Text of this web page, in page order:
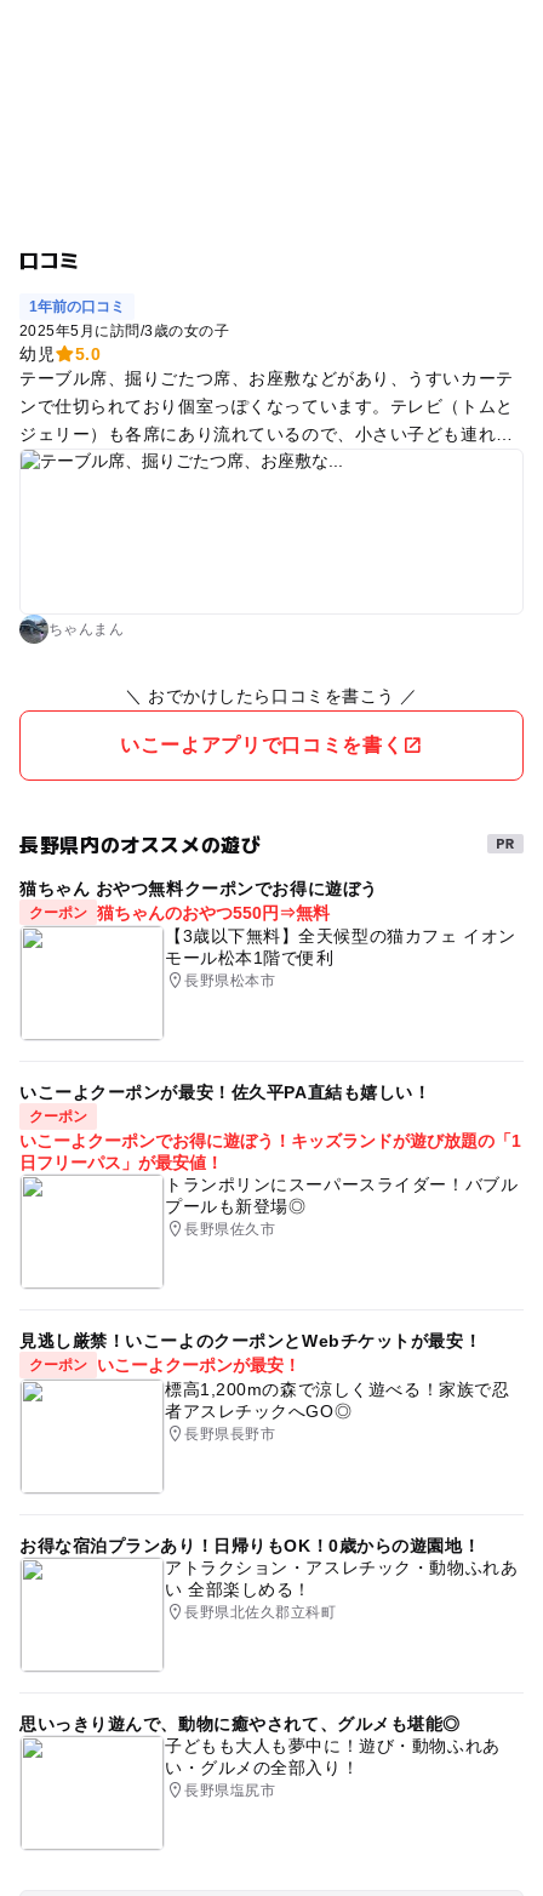
口コミ
1年前の口コミ
2025年5月に訪問/3歳の女の子
幼児
5.0
テーブル席、掘りごたつ席、お座敷などがあり、うすいカーテ
ンで仕切られており個室っぽくなっています。テレビ（トムと
ジェリー）も各席にあり流れているので、小さい子ども連れ家
族にもおすすめです。
ちゃんまん
＼ おでかけしたら口コミを書こう ／
いこーよアプリで口コミを書く
長野県内のオススメの遊び
猫ちゃん おやつ無料クーポンでお得に遊ぼう
クーポン 猫ちゃんのおやつ550円⇒無料
【3歳以下無料】全天候型の猫カフェ イオン
モール松本1階で便利
長野県松本市
いこーよクーポンが最安！佐久平PA直結も嬉しい！
クーポン
いこーよクーポンでお得に遊ぼう！キッズランドが遊び放題の「1
日フリーパス」が最安値！
トランポリンにスーパースライダー！バブル
プールも新登場◎
長野県佐久市
見逃し厳禁！いこーよのクーポンとWebチケットが最安！
クーポン
いこーよクーポンが最安！
標高1,200mの森で涼しく遊べる！家族で忍
者アスレチックへGO◎
長野県長野市
お得な宿泊プランあり！日帰りもOK！0歳からの遊園地！
アトラクション・アスレチック・動物ふれあ
い 全部楽しめる！
長野県北佐久郡立科町
思いっきり遊んで、動物に癒やされて、グルメも堪能◎
子どもも大人も夢中に！遊び・動物ふれあ
い・グルメの全部入り！
長野県塩尻市